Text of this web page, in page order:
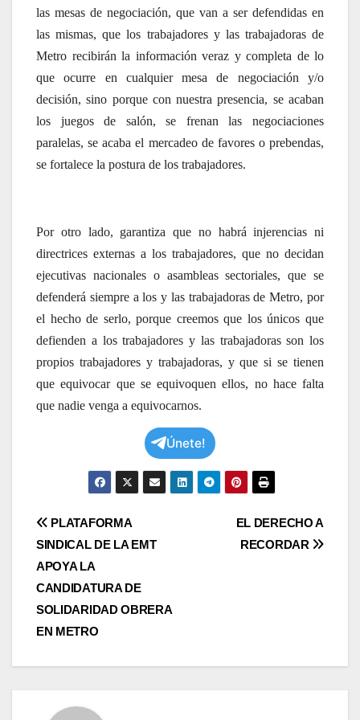
las mesas de negociación, que van a ser defendidas en
las mismas, que los trabajadores y las trabajadoras de
Metro recibirán la información veraz y completa de lo
que ocurre en cualquier mesa de negociación y/o
decisión, sino porque con nuestra presencia, se acaban
los juegos de salón, se frenan las negociaciones
paralelas, se acaba el mercadeo de favores o prebendas,
se fortalece la postura de los trabajadores.
Por otro lado, garantiza que no habrá injerencias ni
directrices externas a los trabajadores, que no decidan
ejecutivas nacionales o asambleas sectoriales, que se
defenderá siempre a los y las trabajadoras de Metro, por
el hecho de serlo, porque creemos que los únicos que
defienden a los trabajadores y las trabajadoras son los
propios trabajadores y trabajadoras, y que si se tienen
que equivocar que se equivoquen ellos, no hace falta
que nadie venga a equivocarnos.
Únete!
Navegación
de
entradas
EL DERECHO A
RECORDAR
PLATAFORMA
SINDICAL DE LA EMT
APOYA LA
CANDIDATURA DE
SOLIDARIDAD OBRERA
EN METRO